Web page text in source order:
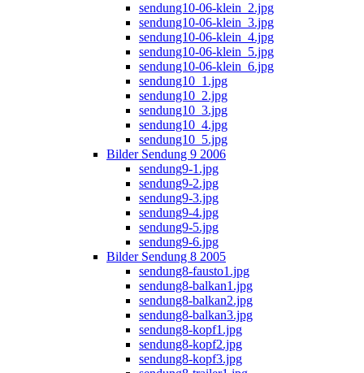
sendung10-06-klein_2.jpg
sendung10-06-klein_3.jpg
sendung10-06-klein_4.jpg
sendung10-06-klein_5.jpg
sendung10-06-klein_6.jpg
sendung10_1.jpg
sendung10_2.jpg
sendung10_3.jpg
sendung10_4.jpg
sendung10_5.jpg
Bilder Sendung 9 2006
sendung9-1.jpg
sendung9-2.jpg
sendung9-3.jpg
sendung9-4.jpg
sendung9-5.jpg
sendung9-6.jpg
Bilder Sendung 8 2005
sendung8-fausto1.jpg
sendung8-balkan1.jpg
sendung8-balkan2.jpg
sendung8-balkan3.jpg
sendung8-kopf1.jpg
sendung8-kopf2.jpg
sendung8-kopf3.jpg